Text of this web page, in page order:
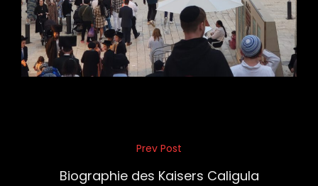
Beitragsnavigation
Prev Post
Biographie des Kaisers Caligula